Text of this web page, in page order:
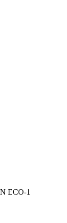
ECO-1